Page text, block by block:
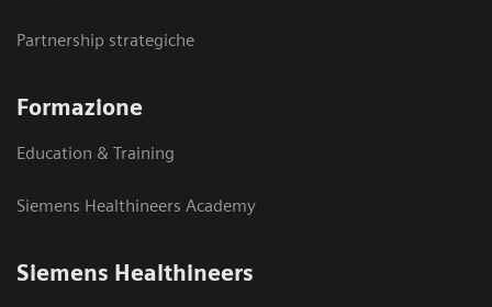
Partnership strategiche
Formazione
Education & Training
Siemens Healthineers Academy
Siemens Healthineers